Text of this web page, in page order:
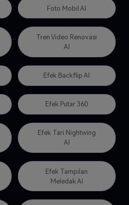
Foto Mobil AI
Tren Video Renovasi
AI
Efek Backflip AI
Efek Putar 360
Efek Tari Nightwing
AI
Efek Tampilan
Meledak AI